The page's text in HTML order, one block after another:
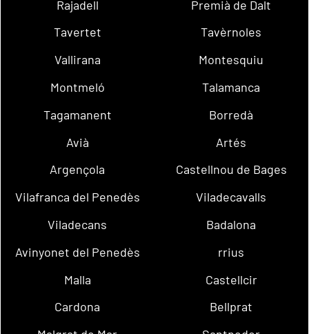
Rajadell
Premià de Dalt
Tavertet
Tavèrnoles
Vallirana
Montesquiu
Montmeló
Talamanca
Tagamanent
Borredà
Avià
Artés
Argençola
Castellnou de Bages
Vilafranca del Penedès
Viladecavalls
Viladecans
Badalona
Avinyonet del Penedès
rrius
Malla
Castellcir
Cardona
Bellprat